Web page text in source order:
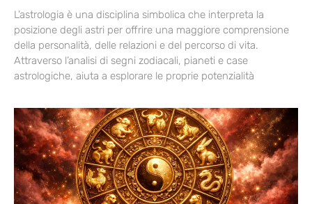
L’astrologia è una disciplina simbolica che interpreta la
posizione degli astri per offrire una maggiore comprensione
della personalità, delle relazioni e del percorso di vita.
Attraverso l’analisi di segni zodiacali, pianeti e case
astrologiche, aiuta a esplorare le proprie potenzialità